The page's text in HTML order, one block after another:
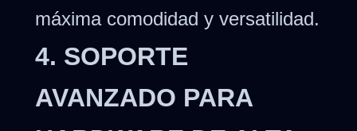
máxima comodidad y versatilidad.
4. SOPORTE
AVANZADO PARA